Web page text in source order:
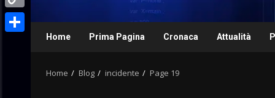
Home Prima Pagina Cronaca Attualità
Home Blog incidente Page 19
Copy